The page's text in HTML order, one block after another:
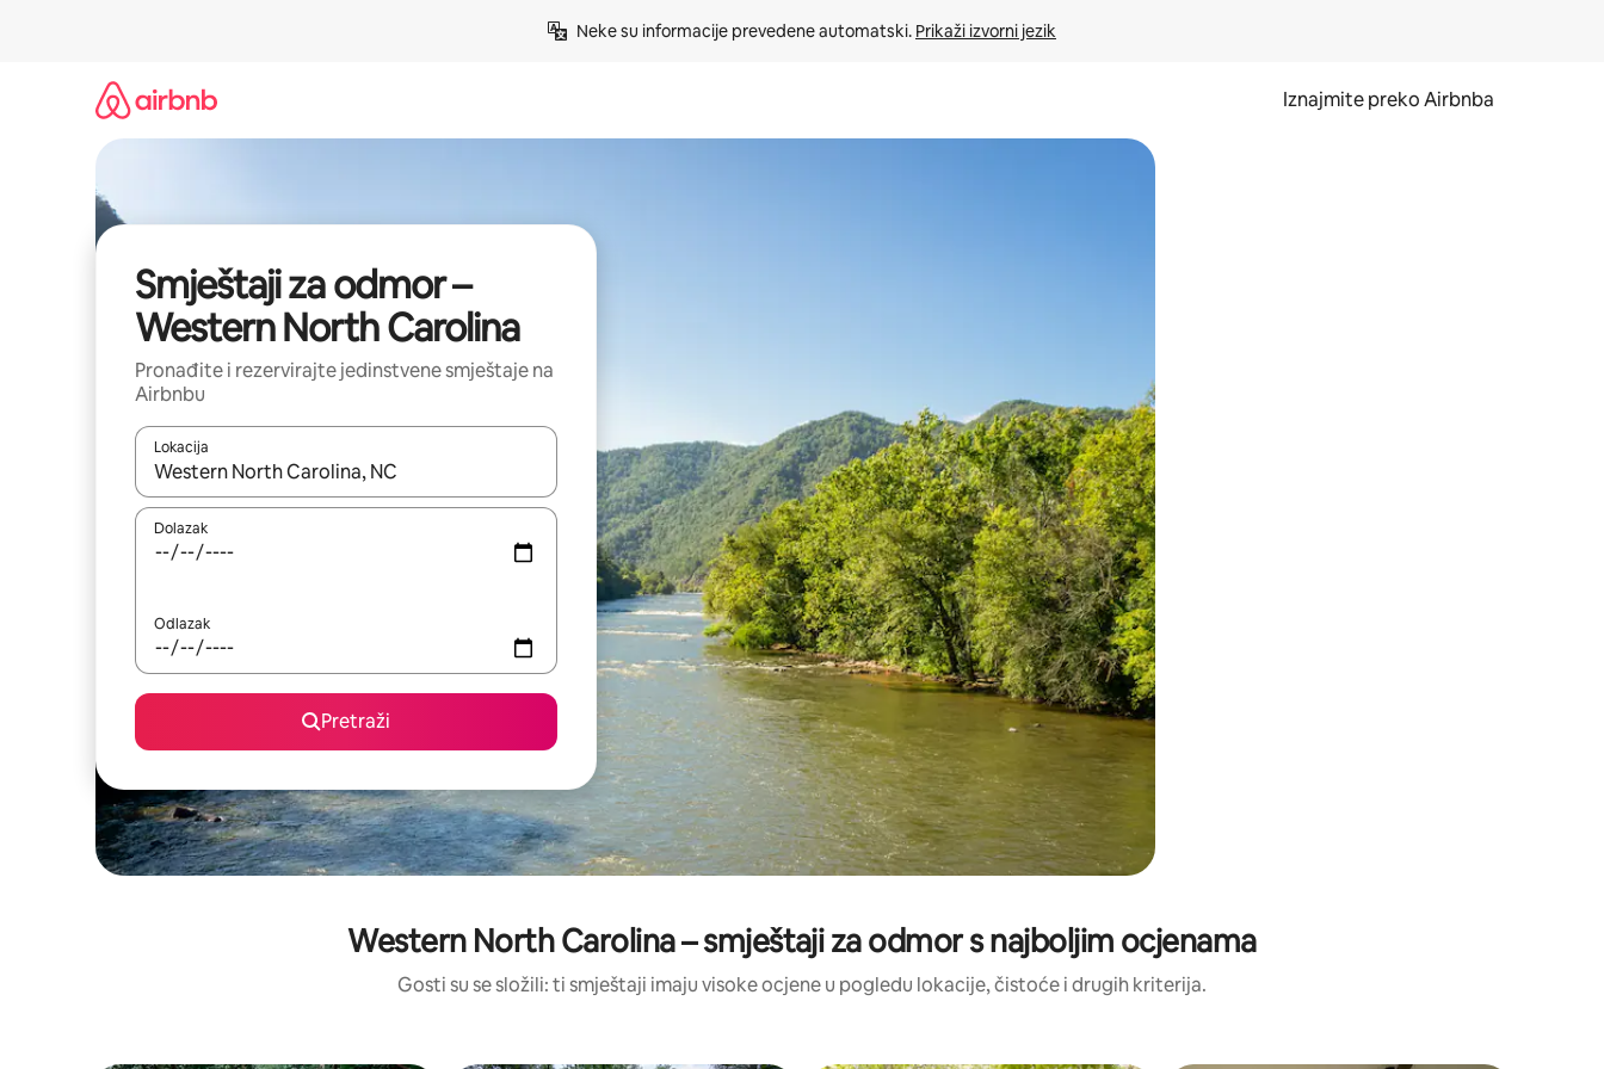
Neke su informacije prevedene automatski. Prikaži izvorni jezik
Iznajmite preko Airbnba
Smještaji za odmor –
Western North Carolina
Pronađite i rezervirajte jedinstvene smještaje na
Airbnbu
Lokacija
Kada budu dostupni rezultati, moći ćete ih pregledati koristeći se strelicama prema gore i prema dolje, kao i dodirom ili prelaskom prstom po zaslonu.
Dolazak
Odlazak
Pretraži
Western North Carolina – smještaji za odmor s najboljim ocjenama
Gosti su se složili: ti smještaji imaju visoke ocjene u pogledu lokacije, čistoće i drugih kriterija.